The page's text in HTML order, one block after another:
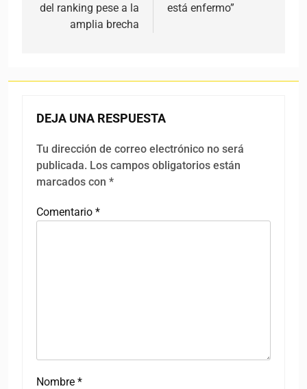
del ranking pese a la
amplia brecha
está enfermo”
DEJA UNA RESPUESTA
Tu dirección de correo electrónico no será
publicada. Los campos obligatorios están
marcados con *
Comentario *
Nombre *